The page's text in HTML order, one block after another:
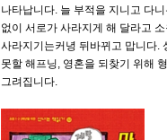
나타납니다. 늘 부적을 지니고 다
없이 서로가 사라지게 해 달라고
사라지기는커녕 뒤바뀌고 맙니다.
못할 해프닝, 영혼을 되찾기 위해
그려집니다.